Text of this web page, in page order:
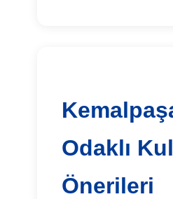
Odaklı
Önerileri